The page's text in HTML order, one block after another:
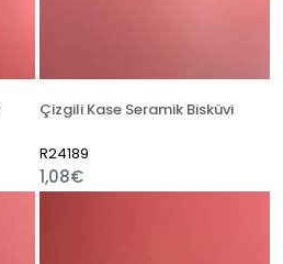
Çizgili Kase Seramik Bisküvi
R24189
1,08€